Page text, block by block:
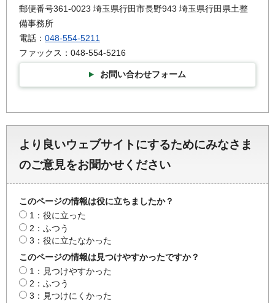
郵便番号361-0023 埼玉県行田市長野943 埼玉県行田県土整
備事務所
電話： 048-554-5211
ファックス：048-554-5216
お問い合わせフォーム
より良いウェブサイトにするためにみなさま
のご意見をお聞かせください
このページの情報は役に立ちましたか？
1：役に立った
2：ふつう
3：役に立たなかった
このページの情報は見つけやすかったですか？
1：見つけやすかった
2：ふつう
3：見つけにくかった